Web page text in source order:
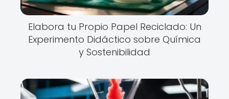
Elabora tu Propio Papel Reciclado: Un
Experimento Didáctico sobre Química
y Sostenibilidad